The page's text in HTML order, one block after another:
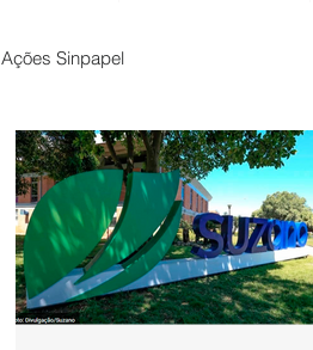
Ações Sinpapel